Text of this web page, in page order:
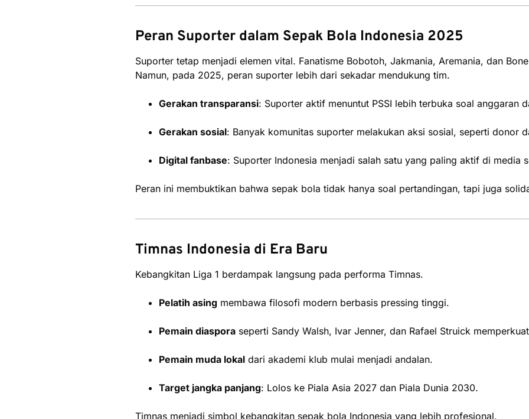
Peran Suporter dalam Sepak Bola Indonesia 2025
Suporter tetap menjadi elemen vital. Fanatisme Bobotoh, Jakmania, Aremania, dan
Namun, pada 2025, peran suporter lebih dari sekadar mendukung tim.
Gerakan transparansi: Suporter aktif menuntut PSSI lebih terbuka soal anggaran
Gerakan sosial: Banyak komunitas suporter melakukan aksi sosial, seperti donor
Digital fanbase: Suporter Indonesia menjadi salah satu yang paling aktif di media
Peran ini membuktikan bahwa sepak bola tidak hanya soal pertandingan, tapi juga
Timnas Indonesia di Era Baru
Kebangkitan Liga 1 berdampak langsung pada performa Timnas.
Pelatih asingmembawa filosofi modern berbasis pressing tinggi.
Pemain diasporaseperti Sandy Walsh, Ivar Jenner, dan Rafael Struick
Pemain muda lokaldari akademi klub mulai menjadi andalan.
Target jangka panjang: Lolos ke Piala Asia 2027 dan Piala Dunia 2030.
Timnas menjadi simbol kebangkitan sepak bola Indonesia yang lebih profesional.